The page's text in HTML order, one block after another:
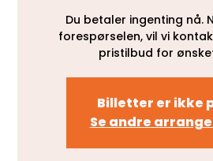
Du betaler ingenting nå.
forespørselen, vil vi
pristilbud for
Billetter er ikke
Se andre